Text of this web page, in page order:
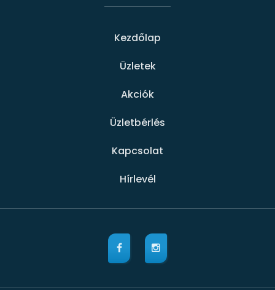
Kezdőlap
Üzletek
Akciók
Üzletbérlés
Kapcsolat
Hírlevél